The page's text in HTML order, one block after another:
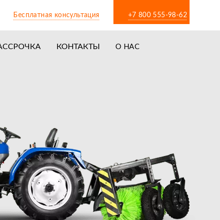
Бесплатная консультация +7 800 555-98-62
КОНТАКТЫ
О НАС